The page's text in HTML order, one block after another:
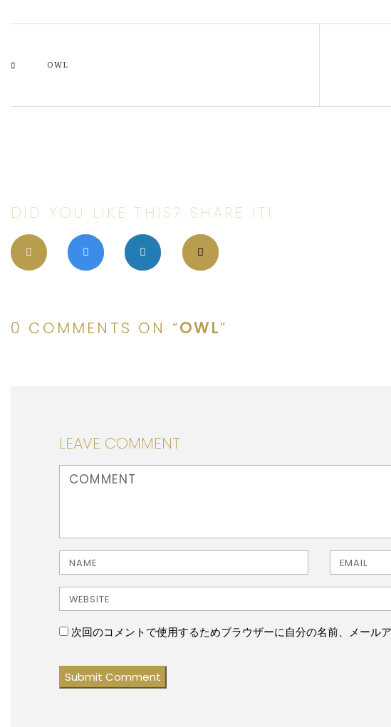
OWL
DID YOU LIKE THIS? SHARE IT!
0 COMMENTS ON “OWL”
LEAVE COMMENT
<b>Comment</b> ( * )
Name Email
Website
次回のコメントで使用するためブラウザーに自分の名前、メール